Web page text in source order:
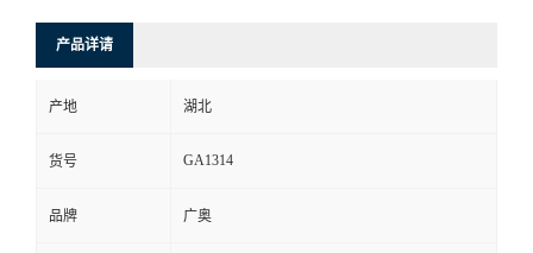
产品详请
产地 湖北
货号 GA1314
品牌 广奥